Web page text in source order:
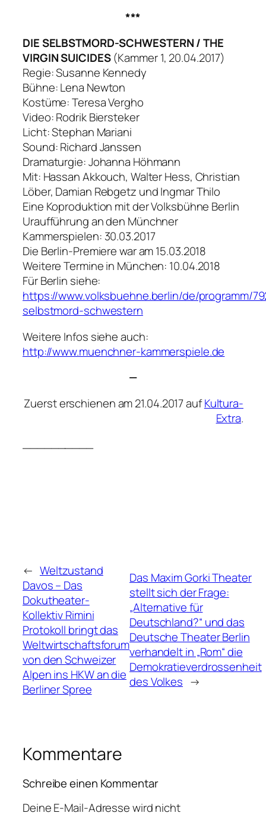
***
DIE SELBSTMORD-SCHWESTERN / THE
VIRGIN SUICIDES(Kammer 1, 20.04.2017)
Regie: Susanne Kennedy
Bühne: Lena Newton
Kostüme: Teresa Vergho
Video: Rodrik Biersteker
Licht: Stephan Mariani
Sound: Richard Janssen
Dramaturgie: Johanna Höhmann
Mit: Hassan Akkouch, Walter Hess, Christian
Löber, Damian Rebgetz und Ingmar Thilo
Eine Koproduktion mit der Volksbühne Berlin
Uraufführung an den Münchner
Kammerspielen: 30.03.2017
Die Berlin-Premiere war am 15.03.2018
Weitere Termine in München: 10.04.2018
Für Berlin siehe:
https://www.volksbuehne.berlin/de/programm/
selbstmord-schwestern
Weitere Infos siehe auch:
http://www.muenchner-kammerspiele.de
—
Zuerst erschienen am 21.04.2017 aufKultura-
Extra.
__________
← Weltzustand
Davos – Das
Dokutheater-
Kollektiv Rimini
Protokoll bringt das
Weltwirtschaftsforum
von den Schweizer
Alpen ins HKW an die
Berliner Spree
Das Maxim Gorki Theater
stellt sich der Frage:
„Alternative für
Deutschland?“ und das
Deutsche Theater Berlin
verhandelt in „Rom“ die
Demokratieverdrossenheit
des Volkes →
Kommentare
Schreibe einen Kommentar
Deine E-Mail-Adresse wird nicht